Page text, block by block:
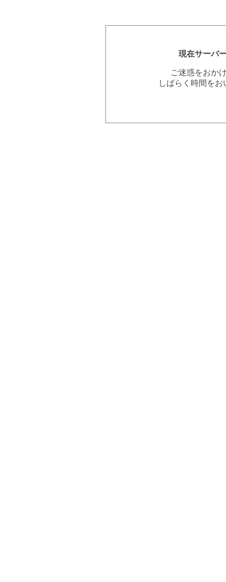
現在サーバ
ご迷惑をおか
しばらく時間を